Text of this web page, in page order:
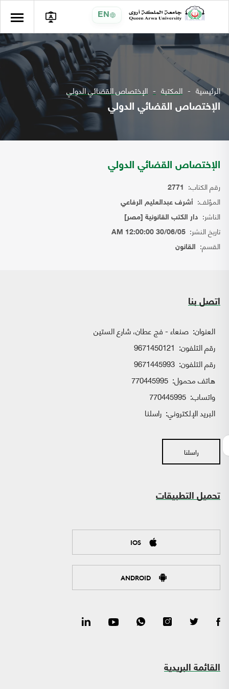
EN
الرئيسية المكتبة الإختصاص القضائي الدولي
الإختصاص القضائي الدولي
الإختصاص القضائي الدولي
رقم الكتاب: 2771
المؤلف: أشرف عبدالعليم الرفاعي
الناشر: دار الكتب القانونية [مصر]
تاريخ النشر: 30/06/05 12:00:00 AM
القسم: القانون
اتصل بنا
العنوان: صنعاء - فج عطان، شارع الستين
رقم التلفون: 9671450121
رقم التلفون: 9671445993
هاتف محمول: 770445995
واتساب:
البريد الإلكتروني: راسلنا
راسلنا
تحميل التطبيقات
IOS
ANDROID
القائمة البريدية